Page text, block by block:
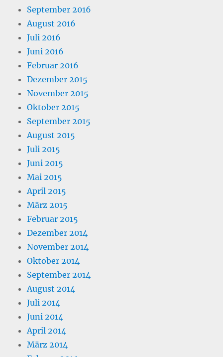
September 2016
August 2016
Juli 2016
Juni 2016
Februar 2016
Dezember 2015
November 2015
Oktober 2015
September 2015
August 2015
Juli 2015
Juni 2015
Mai 2015
April 2015
März 2015
Februar 2015
Dezember 2014
November 2014
Oktober 2014
September 2014
August 2014
Juli 2014
Juni 2014
April 2014
März 2014